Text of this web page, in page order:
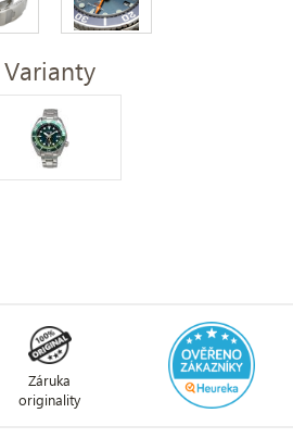
Varianty
Záruka
originality